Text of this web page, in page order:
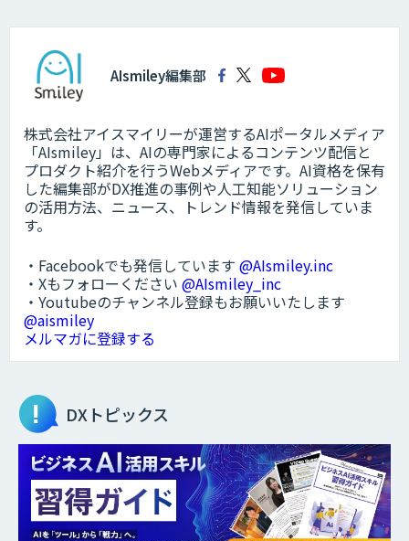
AIsmiley編集部
株式会社アイスマイリーが運営するAIポータルメディア
「AIsmiley」は、AIの専門家によるコンテンツ配信と
プロダクト紹介を行うWebメディアです。AI資格を保有
した編集部がDX推進の事例や人工知能ソリューション
の活用方法、ニュース、トレンド情報を発信していま
す。
・Facebookでも発信しています @AIsmiley.inc
・Xもフォローください @AIsmiley_inc
・Youtubeのチャンネル登録もお願いいたします
@aismiley
メルマガに登録する
DXトピックス